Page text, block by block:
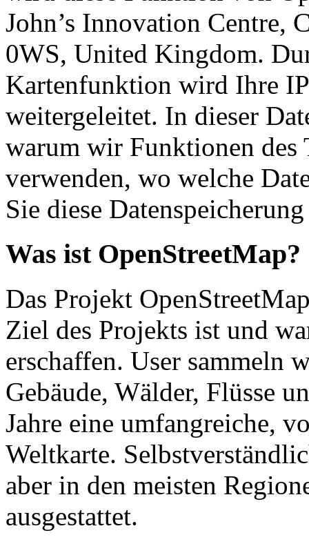
John’s Innovation Centre,
0WS, United Kingdom.
Kartenfunktion wird Ihre
weitergeleitet. In dieser
warum wir Funktionen des
verwenden, wo welche
Sie diese
Was ist OpenStreetMap?
Das Projekt
Ziel des Projekts ist und
erschaffen. User sammeln
Gebäude, Wälder, Flüsse
Jahre eine umfangreiche,
Weltkarte.
aber in den meisten
ausgestattet.